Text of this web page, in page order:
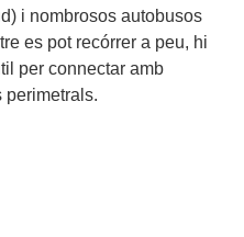
i nombrosos autobusos
es pot recórrer a peu, hi
per connectar amb
perimetrals.